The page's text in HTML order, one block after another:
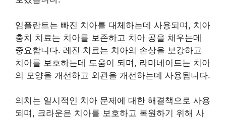
임플란트는 빠진 치아를 대체하는데 사용되며, 치아
충치 치료는 치아를 보존하고 치아 공을 채우는데
중요합니다. 레진 치료는 치아의 손상을 보강하고
치아를 보호하는데 도움이 되며, 라미네이트는 치아
의 모양을 개선하고 외관을 개선하는데 사용됩니다.
의치는 일시적인 치아 문제에 대한 해결책으로 사용
되며, 크라운은 치아를 보호하고 복원하기 위해 사